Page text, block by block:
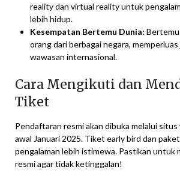
reality dan virtual reality untuk
lebih hidup.
Kesempatan Bertemu Dunia:
orang dari berbagai negara, memperluas
wawasan internasional.
Cara Mengikuti dan
Tiket
Pendaftaran resmi akan dibuka melalui
awal Januari 2025. Tiket early bird dan
pengalaman lebih istimewa. Pastikan untuk
resmi agar tidak ketinggalan!